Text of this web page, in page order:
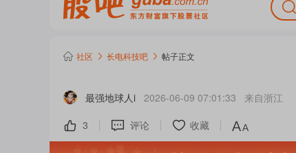
社区 长电科技吧 帖子正文
最强地球人i 2026-06-09 07:01:33 来自浙江
3
评论 收藏